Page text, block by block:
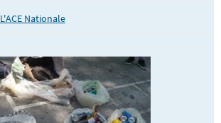
L'ACE Nationale